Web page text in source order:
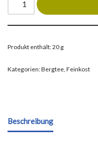
Produkt enthält: 20 g
Kategorien:Bergtee, Feinkost
Beschreibung